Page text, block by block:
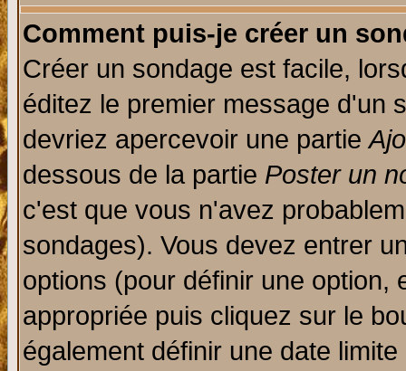
Comment puis-je créer un
Créer un sondage est facile,
éditez le premier message d'un
devriez apercevoir une partie
dessous de la partie Poster un
c'est que vous n'avez
sondages). Vous devez entrer
options (pour définir une option,
appropriée puis cliquez sur le
également définir une date